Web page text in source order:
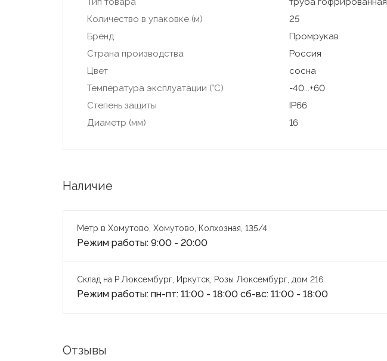
Количество в упаковке (м)
25
Бренд
Промрукав
Страна производства
Россия
Цвет
сосна
Температура эксплуатации (°С)
-40...+60
Степень защиты
IP66
Диаметр (мм)
16
Наличие
Метр в Хомутово, Хомутово, Колхозная, 135/4
Режим работы: 9:00 - 20:00
Склад на Р.Люксембург, Иркутск, Розы Люксембург, дом 216
Режим работы: пн-пт: 11:00 - 18:00 сб-вс: 11:00 - 18:00
Отзывы